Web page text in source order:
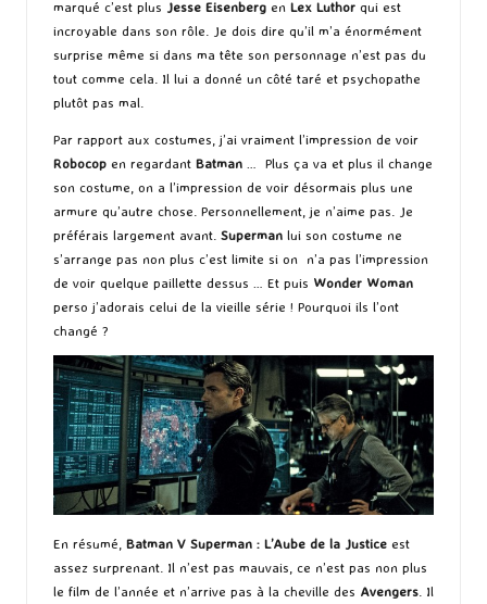
marqué c’est plus Jesse Eisenberg en Lex Luthor qui est
incroyable dans son rôle. Je dois dire qu’il m’a énormément
surprise même si dans ma tête son personnage n’est pas du
tout comme cela. Il lui a donné un côté taré et psychopathe
plutôt pas mal.
Par rapport aux costumes, j’ai vraiment l’impression de voir
Robocop en regardant Batman … Plus ça va et plus il change
son costume, on a l’impression de voir désormais plus une
armure qu’autre chose. Personnellement, je n’aime pas. Je
préférais largement avant. Superman lui son costume ne
s’arrange pas non plus c’est limite si on n’a pas l’impression
de voir quelque paillette dessus … Et puis Wonder Woman
perso j’adorais celui de la vieille série ! Pourquoi ils l’ont
changé ?
En résumé, Batman V Superman : L’Aube de la Justice est
assez surprenant. Il n’est pas mauvais, ce n’est pas non plus
le film de l’année et n’arrive pas à la cheville des Avengers . Il